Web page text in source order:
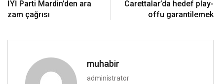
İYİ Parti Mardin’den ara
zam çağrısı
Carettalar’da hedef play-
offu garantilemek
muhabir
administrator